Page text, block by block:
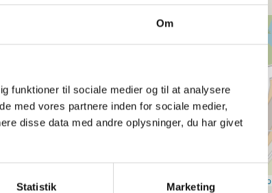
Om
funktioner til sociale medier og til at analysere
med vores partnere inden for sociale medier,
disse data med andre oplysninger, du har givet
Statistik Marketing
Leaflet | OpenStreetMap